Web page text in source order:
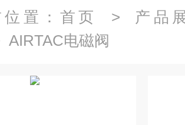
置： 首页 > 产品
AIRTAC电磁阀